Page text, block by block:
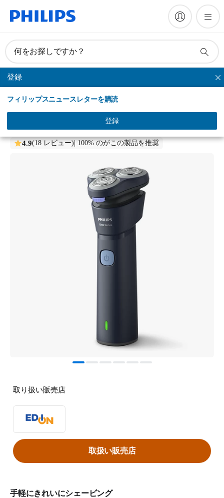
何をお探しですか？
登録
フィリップスニュースレターを購読
登録
シリーズシェーバー
ウェット＆ドライ電動シェーバー
4.9(18 レビュー) | 100% のがこの製品を推奨
手軽にきれいにシェービング
取り扱い販売店
取扱い販売店